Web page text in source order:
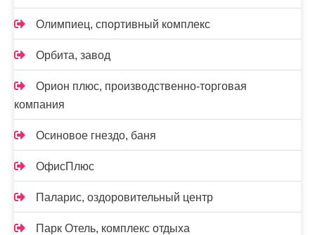
Олимпиец, спортивный комплекс
Орбита, завод
Орион плюс, производственно-торговая
компания
Осиновое гнездо, баня
ОфисПлюс
Паларис, оздоровительный центр
Парк Отель, комплекс отдыха